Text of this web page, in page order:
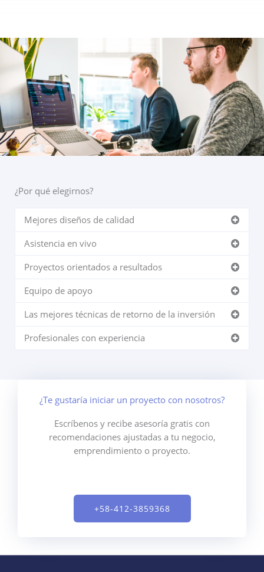
¿Por qué elegirnos?
Mejores diseños de calidad
Asistencia en vivo
Proyectos orientados a resultados
Equipo de apoyo
Las mejores técnicas de retorno de la inversión
Profesionales con experiencia
¿Te gustaría iniciar un proyecto con nosotros?
Escríbenos y recibe asesoría gratis con
recomendaciones ajustadas a tu negocio,
emprendimiento o proyecto.
+58-412-3859368